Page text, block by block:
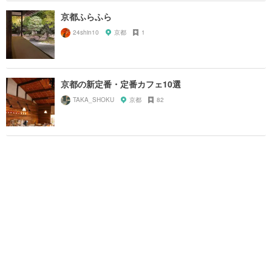
京都ふらふら
24shin10 京都 1
京都の新定番・定番カフェ10選
TAKA_SHOKU 京都 82